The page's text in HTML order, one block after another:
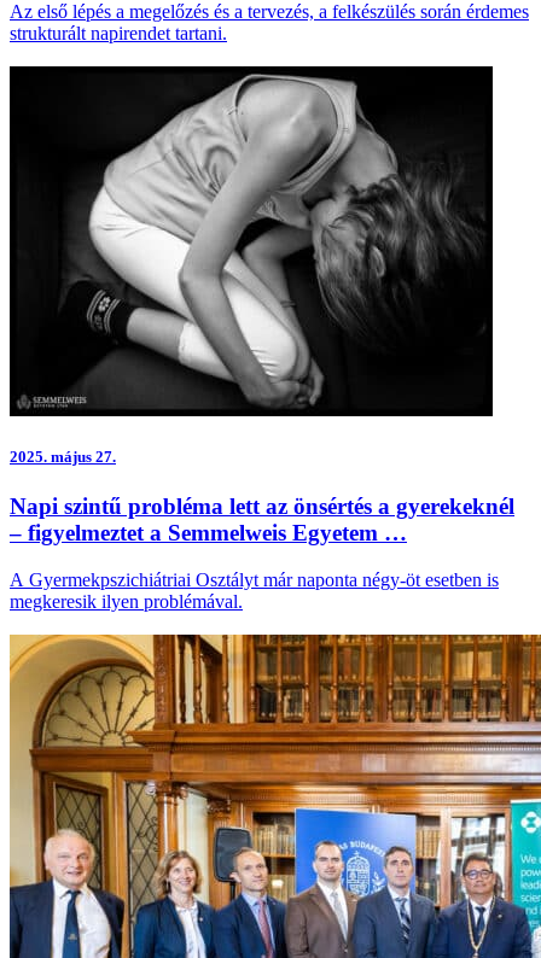
Az első lépés a megelőzés és a tervezés, a felkészülés során érdemes
strukturált napirendet tartani.
2025. május 27.
Napi szintű probléma lett az önsértés a gyerekeknél
– figyelmeztet a Semmelweis Egyetem …
A Gyermekpszichiátriai Osztályt már naponta négy-öt esetben is
megkeresik ilyen problémával.